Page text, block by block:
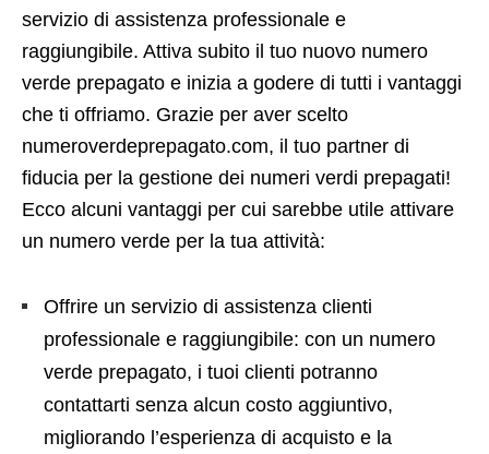
servizio di assistenza professionale e
raggiungibile. Attiva subito il tuo nuovo numero
verde prepagato e inizia a godere di tutti i vantaggi
che ti offriamo. Grazie per aver scelto
numeroverdeprepagato.com, il tuo partner di
fiducia per la gestione dei numeri verdi prepagati!
Ecco alcuni vantaggi per cui sarebbe utile attivare
un numero verde per la tua attività:
Offrire un servizio di assistenza clienti
professionale e raggiungibile: con un numero
verde prepagato, i tuoi clienti potranno
contattarti senza alcun costo aggiuntivo,
migliorando l’esperienza di acquisto e la